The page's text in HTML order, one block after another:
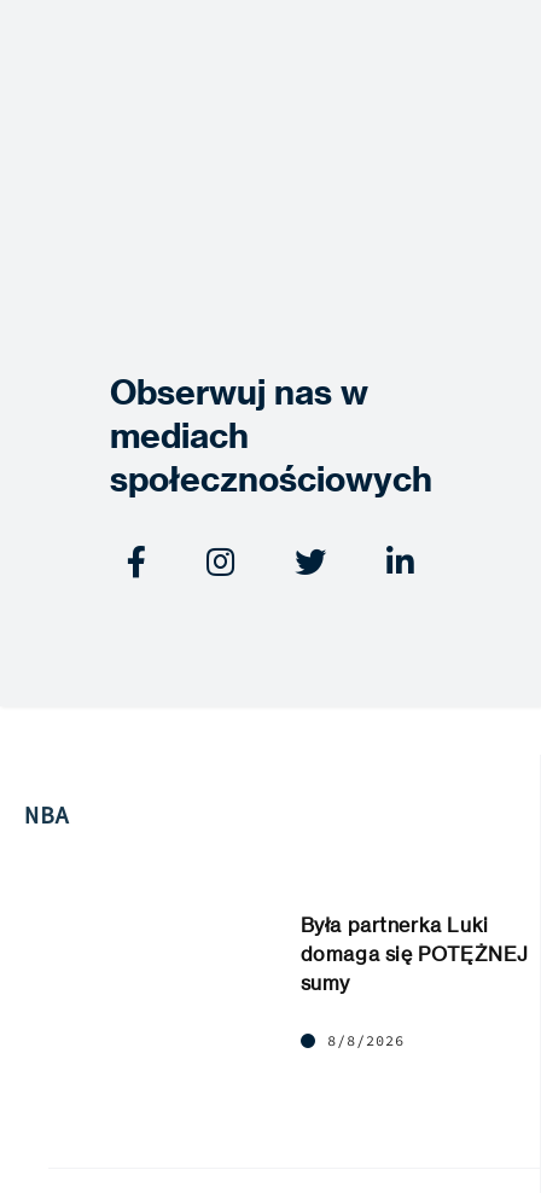
Obserwuj nas w
mediach
społecznościowych
   
NBA
Była partnerka Luki
domaga się POTĘŻNEJ
sumy
8/8/2026